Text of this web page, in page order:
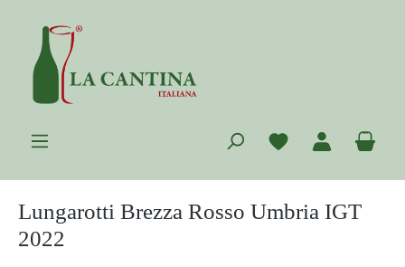
Zum Hauptinhalt springen
Du hast 0
Lungarotti Brezza Rosso Umbria IGT
2022